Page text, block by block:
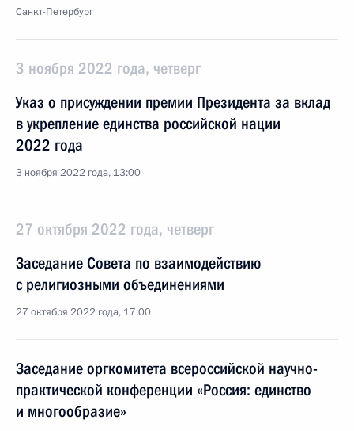
Санкт-Петербург
3 ноября 2022 года, четверг
Указ о присуждении премии Президента за вклад
в укрепление единства российской нации
2022 года
3 ноября 2022 года, 13:00
27 октября 2022 года, четверг
Заседание Совета по взаимодействию
с религиозными объединениями
27 октября 2022 года, 17:00
Заседание оргкомитета всероссийской научно-
практической конференции «Россия: единство
и многообразие»